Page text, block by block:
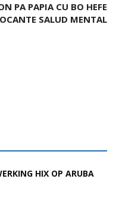
PA PAPIA CU BO HEFE
SALUD MENTAL
HIX OP ARUBA